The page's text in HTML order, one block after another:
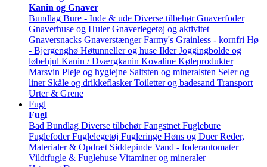
Kanin og Gnaver
Bundlag Bure - Inde & ude Diverse tilbehør Gnaverfoder
Gnaverhuse og Huler Gnaverlegetøj og aktivitet
Gnaversnacks Gnaverstænger Farmy's Grainless - kornfri Hø
- Bjergenghø Høtunneller og huse Ilder Joggingbolde og
løbehjul Kanin / Dværgkanin Kovaline Køleprodukter
Marsvin Pleje og hygiejne Saltsten og mineralsten Seler og
liner Skåle og drikkeflasker Toiletter og badesand Transport
Urter & Grene
Fugl
Fugl
Bad Bundlag Diverse tilbehør Fangstnet Fuglebure
Fuglefoder Fuglelegetøj Fugleringe Høns og Duer Reder,
Materialer & Opdræt Siddepinde Vand - foderautomater
Vildtfugle & Fuglehuse Vitaminer og mineraler